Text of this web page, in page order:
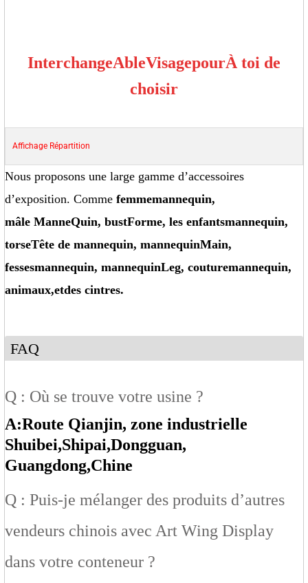
InterchangeAbleVisagepourÀ toi de
choisir
Affichage Répartition
Nous proposons une large gamme d’accessoires
d’exposition. Comme femmemannequin,
mâle ManneQuin, bustForme, les enfantsmannequin,
torseTête de mannequin, mannequinMain,
fessesmannequin, mannequinLeg, couturemannequin,
animaux,etdes cintres.
FAQ
Q : Où se trouve votre usine ?
A:Route Qianjin, zone industrielle
Shuibei,Shipai,Dongguan,
Guangdong,Chine
Q : Puis-je mélanger des produits d’autres
vendeurs chinois avec Art Wing Display
dans votre conteneur ?